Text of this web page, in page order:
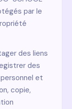
par le
des liens
des
et
copie,